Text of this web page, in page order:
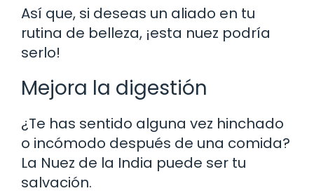
Así que, si deseas un aliado en tu
rutina de belleza, ¡esta nuez podría
serlo!
Mejora la digestión
¿Te has sentido alguna vez hinchado
o incómodo después de una comida?
La Nuez de la India puede ser tu
salvación.